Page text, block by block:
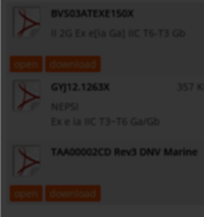
BVS03ATEXE150X
open
download
GYJ12.1263X
NEPSI
Ex e ia IIC T3~T6 Ga/Gb
357 KB
TAA00002CD Rev3 DNV Marine
open download